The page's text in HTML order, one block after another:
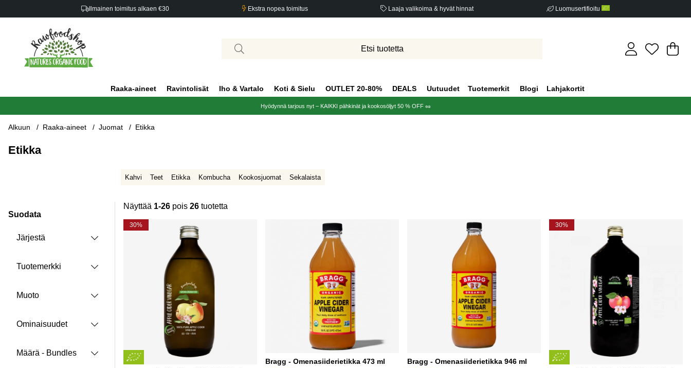
Ilmainen toimitus alkaen €30 Ekstra nopea toimitus Laaja valikoima & hyvät hinnat Luomusertifioitu
.
Raaka-aineet Ravintolisät Iho & Vartalo Koti & Sielu OUTLET 20-80% DEALS Uutuudet Tuotemerkit Blogi Lahjakortit
Hyödynnä tarjous nyt – KAIKKI pähkinät ja kookosöljyt 50 % OFF 🥜
Alkuun Raaka-aineet Juomat Etikka
Etikka
Kahvi Teet Etikka Kombucha Kookosjuomat Sekalaista
Suodata
Järjestä
Tuotemerkki
Muoto
Ominaisuudet
Määrä - Bundles
Näyttää 1-26 pois 26 tuotetta
Tuotteet
30%
Bragg - Omenasiiderietikka 473 ml Bragg - Omenasiiderietikka 946 ml
30%